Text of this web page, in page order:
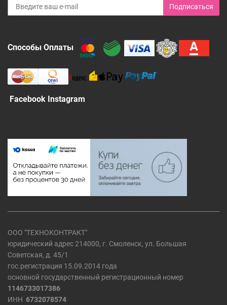
Подписаться
Способы Оплаты
Facebook Instagram
ООО "ТЕХНОКОНТРАКТ"
юридический адрес 214000, г. Смоленск, ул. Большая
Советская, д. 45/1
гос.регистрация 15.09.2014 года
основной государственный регистрационный номер
1146733017386
ИНН 6732078574